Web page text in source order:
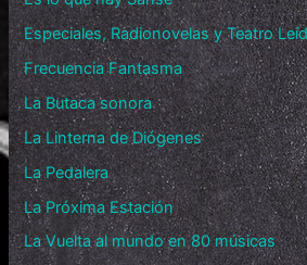
Especiales, Radionovelas y Teatro
Frecuencia Fantasma
La Butaca sonora
La Linterna de Diógenes
La Pedalera
La Próxima Estación
La Vuelta al mundo en 80 músicas